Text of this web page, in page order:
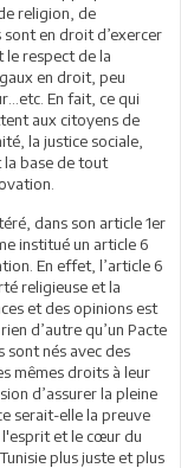
religion, de
en droit d’exercer
le respect de la
en droit, peu
En fait, ce qui
aux citoyens de
la justice sociale,
la base de tout
dans son article 1er
institué un article 6
En effet, l’article 6
religieuse et la
et des opinions est
d’autre qu’un Pacte
sont nés avec des
mêmes droits à leur
d’assurer la pleine
serait-elle la preuve
l'esprit et le cœur du
plus juste et plus